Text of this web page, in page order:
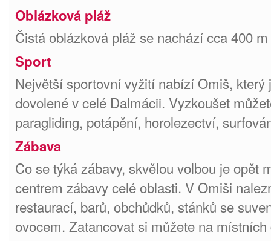
Oblázková pláž
Čistá oblázková pláž se nachází cca 400
Sport
Největší sportovní vyžití nabízí Omiš, který
dovolené v celé Dalmácii. Vyzkoušet
paragliding, potápění, horolezectví,
Zábava
Co se týká zábavy, skvělou volbou je opět
centrem zábavy celé oblasti. V Omiši
restaurací, barů, obchůdků, stánků se
ovocem. Zatancovat si můžete na